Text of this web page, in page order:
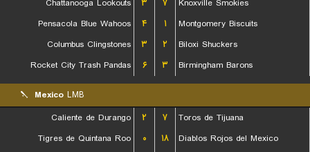
Chattanooga Lookouts
۳ ۷
Knoxville Smokies
Pensacola Blue Wahoos
۴ ۱
Montgomery Biscuits
Columbus Clingstones
۳ ۲
Biloxi Shuckers
Rocket City Trash Pandas
۶ ۳ Birmingham Barons
Mexico LMB
Caliente de Durango
۲ ۷
Toros de Tijuana
Tigres de Quintana Roo
۰ ۱۸
Diablos Rojos del Mexico